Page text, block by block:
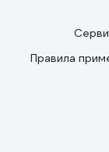
Правила